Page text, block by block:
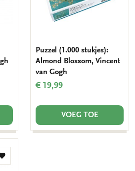
Puzzel (1.000 stukjes):
Almond Blossom, Vincent
van Gogh
€ 19,99
VOEG TOE
Toevoegen